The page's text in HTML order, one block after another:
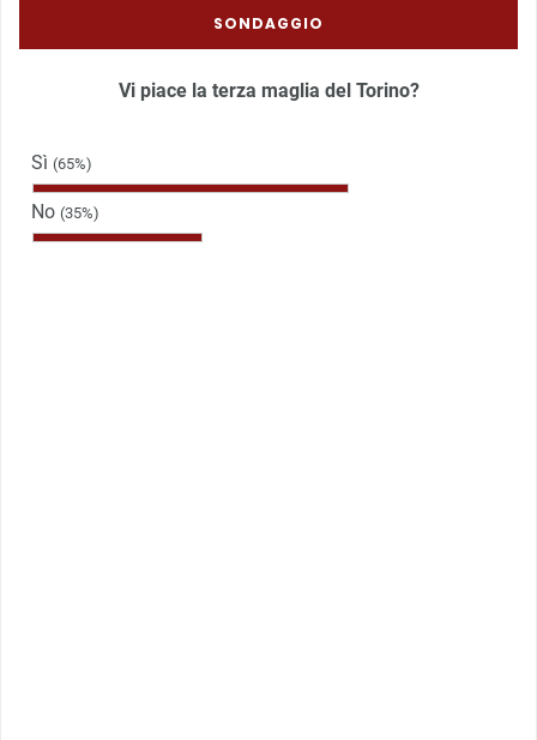
SONDAGGIO
Vi piace la terza maglia del Torino?
Sì (65%)
No (35%)